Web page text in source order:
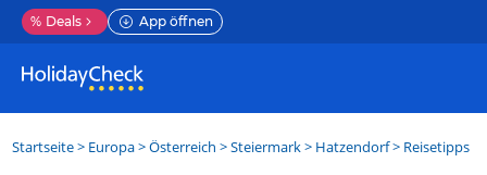
% Deals App öffnen
Startseite> Europa>Österreich >Steiermark> Hatzendorf> Reisetipps